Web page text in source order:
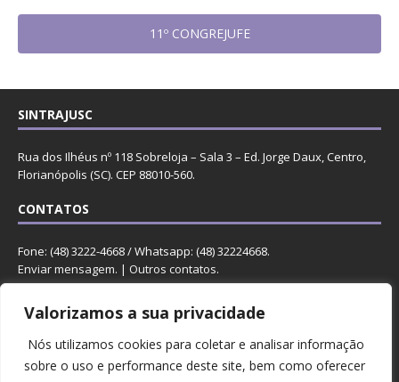
Valorizamos a sua privacidade
Nós utilizamos cookies para coletar e analisar informação
sobre o uso e performance deste site, bem como oferecer
11º CONGREJUFE
SINTRAJUSC
Rua dos Ilhéus nº 118 Sobreloja – Sala 3 – Ed. Jorge Daux, Centro,
Florianópolis (SC). CEP 88010-560.
CONTATOS
Fone: (48) 3222-4668 / Whatsapp: (48) 32224668.
Enviar mensagem. | Outros contatos.
REDES